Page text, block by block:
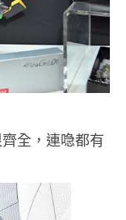
全，連喼都有